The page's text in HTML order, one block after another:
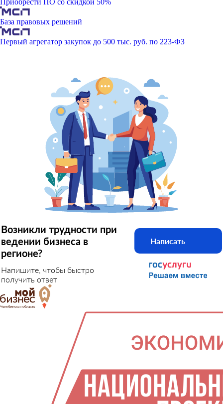
База правовых решений
Первый агрегатор закупок до 500 тыс. руб. по 223-ФЗ
Возникли трудности при
ведении бизнеса в
регионе?
Напишите, чтобы быстро
получить ответ
Написать